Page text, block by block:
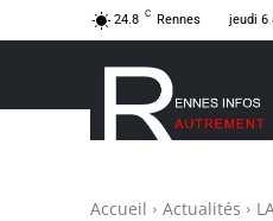
24.8 C Rennes jeudi 6
Accueil Actualités